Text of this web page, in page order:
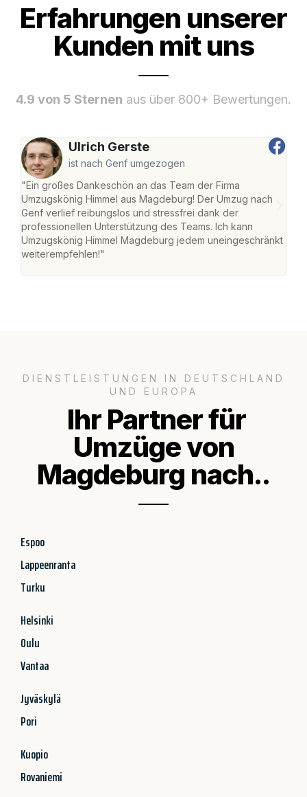
Erfahrungen unserer
Kunden mit uns
4.9 von 5 Sternen aus über 800+ Bewertungen.
Ulrich Gerste
ist nach Genf umgezogen
"Ein großes Dankeschön an das Team der Firma
Umzugskönig Himmel aus Magdeburg! Der Umzug nach
Genf verlief reibungslos und stressfrei dank der
professionellen Unterstützung des Teams. Ich kann
Umzugskönig Himmel Magdeburg jedem uneingeschränkt
weiterempfehlen!"
DIENSTLEISTUNGEN IN DEUTSCHLAND
UND EUROPA
Ihr Partner für
Umzüge von
Magdeburg nach..
Espoo
Lappeenranta
Turku
Helsinki
Oulu
Vantaa
Jyväskylä
Pori
Kuopio
Rovaniemi